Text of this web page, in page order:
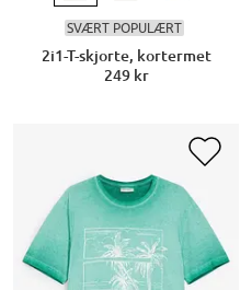
SVÆRT POPULÆRT
2i1-T-skjorte, kortermet
249 kr